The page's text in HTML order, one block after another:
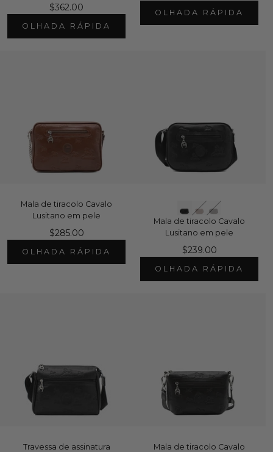
$362.00
OLHADA RÁPIDA
OLHADA RÁPIDA
Mala de tiracolo Cavalo
Lusitano em pele
$285.00
OLHADA RÁPIDA
Mala de tiracolo Cavalo
Lusitano em pele
$239.00
OLHADA RÁPIDA
Travessa de assinatura
Mala de tiracolo Cavalo